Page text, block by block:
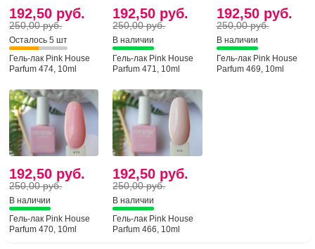
192,50 руб.
250,00 руб.
Осталось 5 шт
Гель-лак Pink House
Parfum 474, 10ml
192,50 руб.
250,00 руб.
В наличии
Гель-лак Pink House
Parfum 471, 10ml
192,50 руб.
250,00 руб.
В наличии
Гель-лак Pink House
Parfum 469, 10ml
192,50 руб.
250,00 руб.
В наличии
Гель-лак Pink House
Parfum 470, 10ml
192,50 руб.
250,00 руб.
В наличии
Гель-лак Pink House
Parfum 466, 10ml